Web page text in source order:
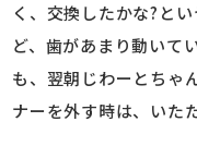
く、交換したかな?と
ど、歯があまり動いて
も、翌朝じわーとちゃ
ナーを外す時は、いた